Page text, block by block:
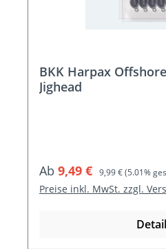
BKK Harpax
Jighead
Verkaufspreis:
Ab 9,49 € Regulärer Preis:
9,99 €(5.01%
Preise inkl. MwSt. zzgl.